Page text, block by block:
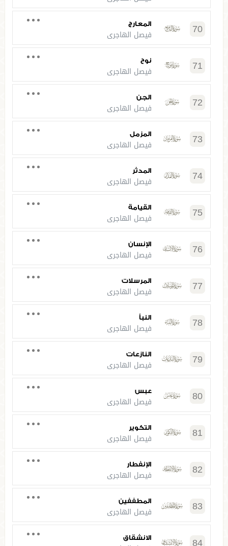
70 المعارج
فيصل الهاجري
71 نوح
فيصل الهاجري
72 الجن
فيصل الهاجري
73 المزمل
فيصل الهاجري
74 المدثر
فيصل الهاجري
75 القيامة
فيصل الهاجري
76 الإنسان
فيصل الهاجري
77 المرسلات
فيصل الهاجري
78 النبأ
فيصل الهاجري
79 النازعات
فيصل الهاجري
80 عبس
فيصل الهاجري
81 التكوير
فيصل الهاجري
82 الإنفطار
فيصل الهاجري
83 المطففين
فيصل الهاجري
الانشقاق